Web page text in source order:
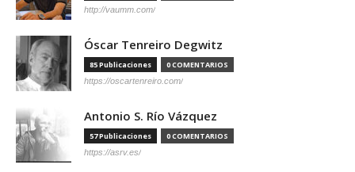
http://vaumm.com/
Óscar Tenreiro Degwitz
85 Publicaciones 0 COMENTARIOS
https://oscartenreiro.com/
Antonio S. Río Vázquez
57 Publicaciones 0 COMENTARIOS
https://asrv.es/